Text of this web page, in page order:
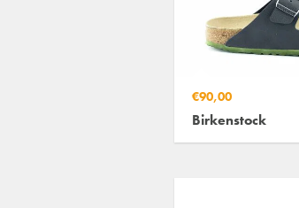
€90,00
Birkenstock